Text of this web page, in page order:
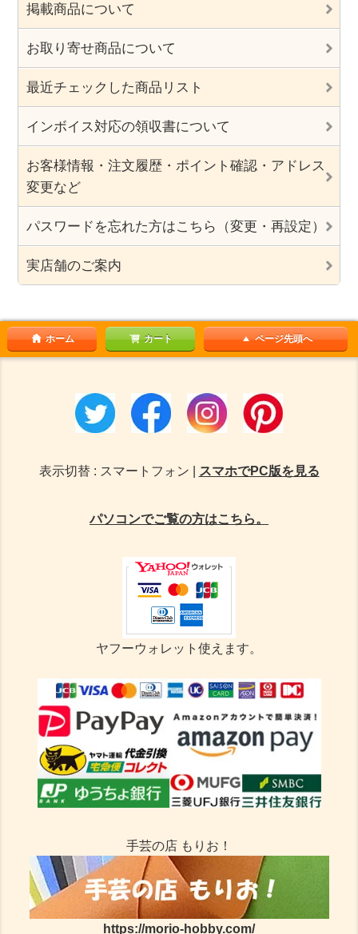
掲載商品について
お取り寄せ商品について
最近チェックした商品リスト
インボイス対応の領収書について
お客様情報・注文履歴・ポイント確認・アドレス
変更など
パスワードを忘れた方はこちら（変更・再設定）
実店舗のご案内
ホーム カート ページ先頭へ
表示切替 : スマートフォン | スマホでPC版を見る
パソコンでご覧の方はこちら。
ヤフーウォレット使えます。
手芸の店 もりお！
https://morio-hobby.com/